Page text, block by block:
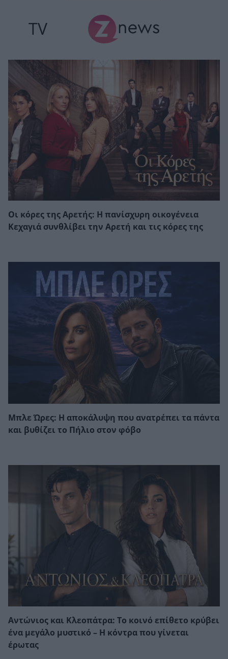
TV
Οι κόρες της Αρετής: Η πανίσχυρη οικογένεια
Κεχαγιά συνθλίβει την Αρετή και τις κόρες της
Μπλε Ώρες: Η αποκάλυψη που ανατρέπει τα πάντα
και βυθίζει το Πήλιο στον φόβο
Αντώνιος και Κλεοπάτρα: Το κοινό επίθετο κρύβει
ένα μεγάλο μυστικό – Η κόντρα που γίνεται
έρωτας